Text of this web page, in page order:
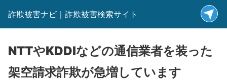
詐欺被害ナビ｜詐欺被害検索サイト
NTTやKDDIなどの通信業者を装った
架空請求詐欺が急増しています